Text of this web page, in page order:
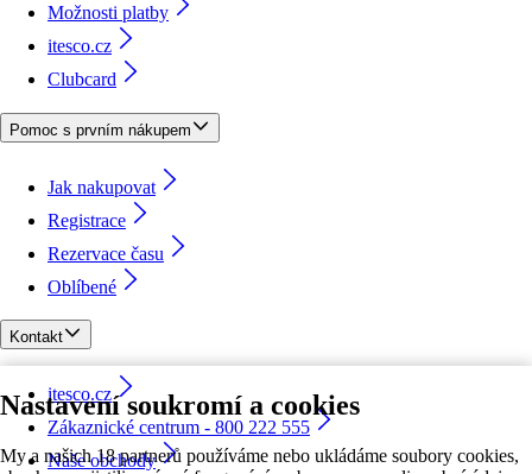
Nastavení soukromí a cookies
My a našich 18 partnerů používáme nebo ukládáme soubory cookies,
Možnosti platby
itesco.cz
Clubcard
Pomoc s prvním nákupem
Jak nakupovat
Registrace
Rezervace času
Oblíbené
Kontakt
itesco.cz
Zákaznické centrum - 800 222 555
Naše obchody